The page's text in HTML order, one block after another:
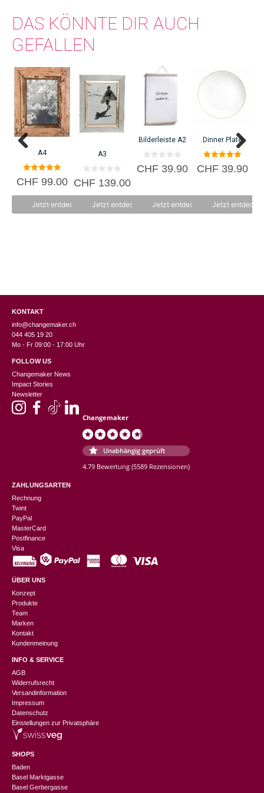
DAS KÖNNTE DIR AUCH
GEFALLEN
A4
5.00
von 5
CHF99.00
Jetzt entdecken
A3
0
v
CHF139.00
Jetzt entdecken
Bilderleiste A2
0
v
CHF39.90
Jetzt entdecken
Dinner Plate
5.00
von 5
CHF39.90
Jetzt
KONTAKT
info@changemaker.ch
044 405 19 20
Mo - Fr 09:00 - 17:00 Uhr
FOLLOW US
Changemaker News
Impact Stories
Newsletter
Changemaker
Unabhängig geprüft
4.79 Bewertung (5589 Rezensionen)
ZAHLUNGSARTEN
Rechnung
Twint
PayPal
MasterCard
Postfinance
Visa
ÜBER UNS
Konzept
Produkte
Team
Marken
Kontakt
Kundenmeinung
INFO & SERVICE
AGB
Widerrufsrecht
Versandinformation
Impressum
Datenschutz
Einstellungen zur Privatsphäre
SHOPS
Baden
Basel Marktgasse
Basel Gerbergasse